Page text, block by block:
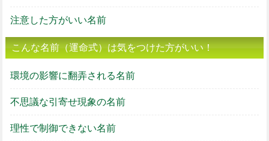
注意した方がいい名前
こんな名前（運命式）は気をつけた方がいい！
環境の影響に翻弄される名前
不思議な引寄せ現象の名前
理性で制御できない名前